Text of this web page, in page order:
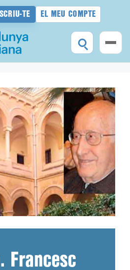
TE EL MEU COMPTE
Francesc